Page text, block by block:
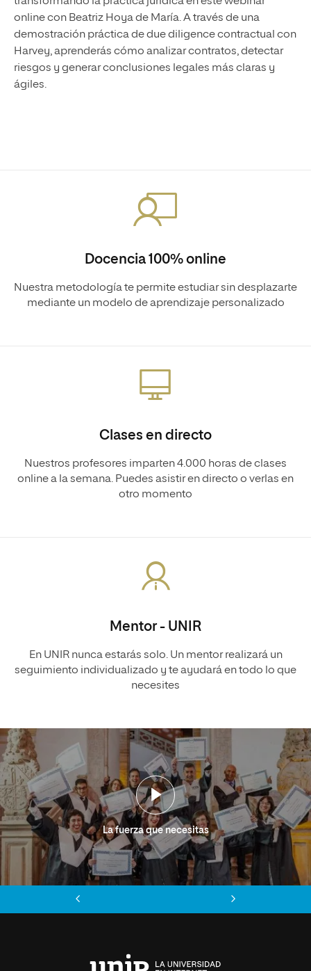
online con Beatriz Hoya de María. A través de una
demostración práctica de due diligence contractual con
Harvey, aprenderás cómo analizar contratos, detectar
riesgos y generar conclusiones legales más claras y
ágiles.
Docencia 100% online
Nuestra metodología te permite estudiar sin desplazarte
mediante un modelo de aprendizaje personalizado
Clases en directo
Nuestros profesores imparten 4.000 horas de clases
online a la semana. Puedes asistir en directo o verlas en
otro momento
Mentor - UNIR
En UNIR nunca estarás solo. Un mentor realizará un
seguimiento individualizado y te ayudará en todo lo que
necesites
La fuerza que necesitas